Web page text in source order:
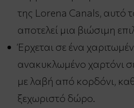
της Lorena Canals, αυτό
αποτελεί μια βιώσιμη
Έρχεται σε ένα
ανακυκλωμένο χαρτόνι
με λαβή από κορδόνι,
ξεχωριστό δώρο.